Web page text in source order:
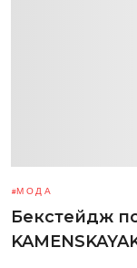
МОДА
Бекстейдж